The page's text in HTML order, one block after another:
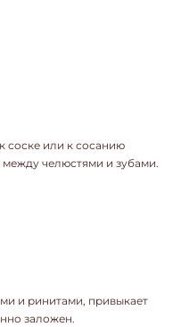
соске или к сосанию
челюстями и зубами.
и ринитами, привыкает
заложен.